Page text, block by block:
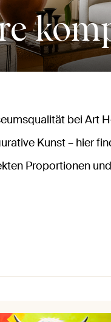
bei Art
Kunst – hier
Proportionen